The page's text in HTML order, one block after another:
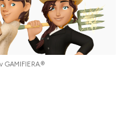
GAMIFIERA.®